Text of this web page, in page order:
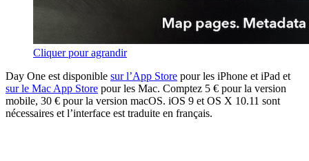
Cliquer pour agrandir
Day One est disponible sur l’App Store pour les iPhone et iPad et
sur le Mac App Store pour les Mac. Comptez 5 € pour la version
mobile, 30 € pour la version macOS. iOS 9 et OS X 10.11 sont
nécessaires et l’interface est traduite en français.